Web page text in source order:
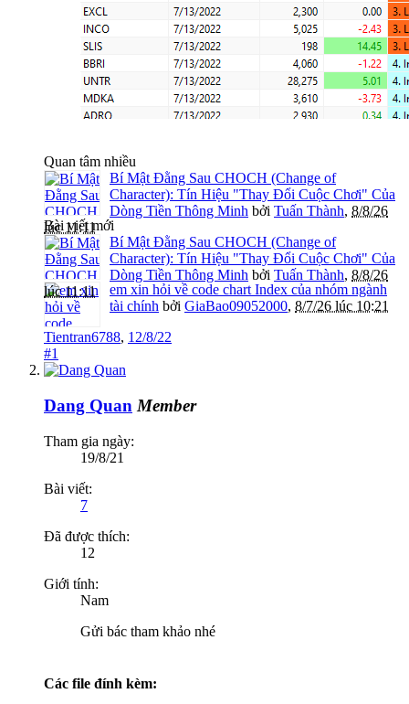
Quan tâm nhiều
Bí Mật Đằng Sau CHOCH (Change of
Character): Tín Hiệu "Thay Đổi Cuộc Chơi" Của
Dòng Tiền Thông Minh bởi Tuấn Thành, 8/8/26
lúc 11:11
Bài viết mới
Bí Mật Đằng Sau CHOCH (Change of
Character): Tín Hiệu "Thay Đổi Cuộc Chơi" Của
Dòng Tiền Thông Minh bởi Tuấn Thành, 8/8/26
lúc 11:11
em xin hỏi về code chart Index của nhóm ngành
tài chính bởi GiaBao09052000, 8/7/26 lúc 10:21
Tientran6788, 12/8/22
#1
Dang Quan Member
Tham gia ngày:
19/8/21
Bài viết:
7
Đã được thích:
12
Giới tính:
Nam
Gửi bác tham khảo nhé
Các file đính kèm: